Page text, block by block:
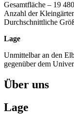
Gesamtfläche – 19
Anzahl der
Durchschnittliche
Lage
Unmittelbar an den
gegenüber dem
Über uns
Lage